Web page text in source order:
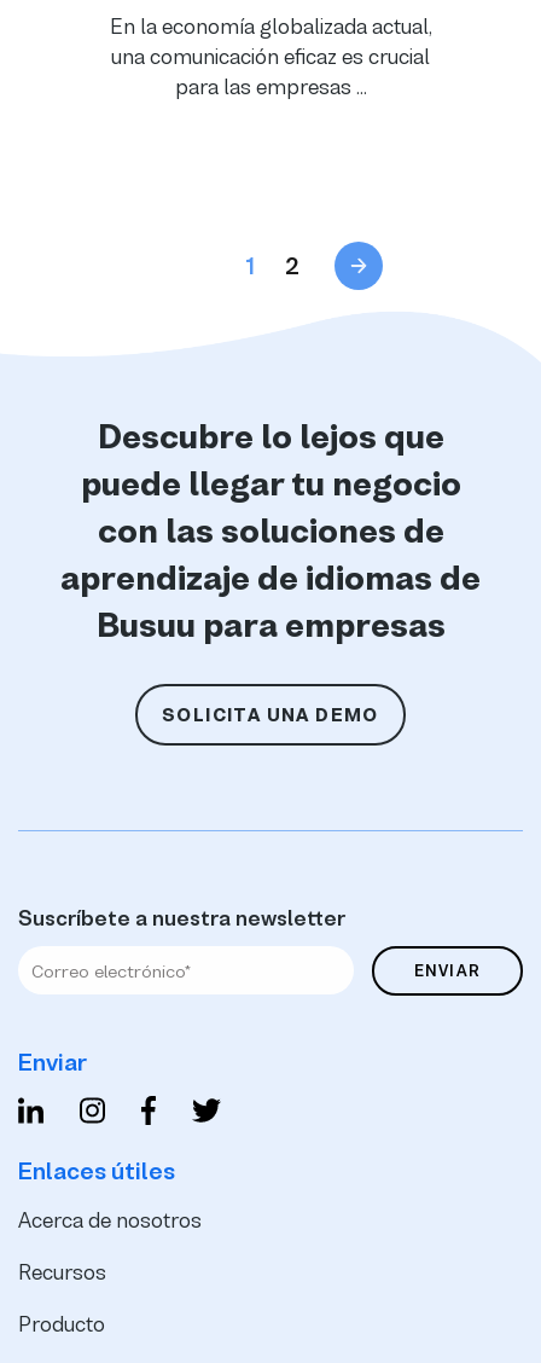
En la economía globalizada actual,
una comunicación eficaz es crucial
para las empresas ...
1 2
Descubre lo lejos que
puede llegar tu negocio
con las soluciones de
aprendizaje de idiomas de
Busuu para empresas
SOLICITA UNA DEMO
Suscríbete a nuestra newsletter
Enviar
Enlaces útiles
Acerca de nosotros
Recursos
Producto